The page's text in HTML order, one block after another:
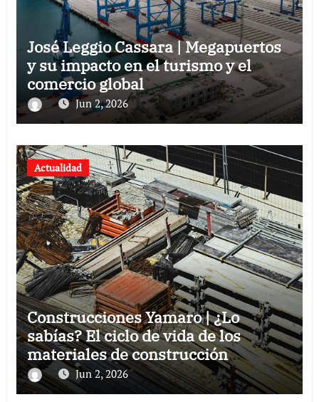
José Leggio Cassara | Megapuertos
y su impacto en el turismo y el
comercio global
Jun 2, 2026
Actualidad
Construcciones Yamaro | ¿Lo
sabías? El ciclo de vida de los
materiales de construcción
revoluciona eficiencia en proyectos
modernos
Jun 2, 2026